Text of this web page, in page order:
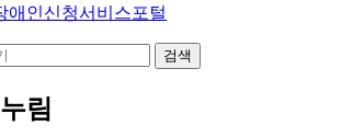
애인신청서비스포털
림